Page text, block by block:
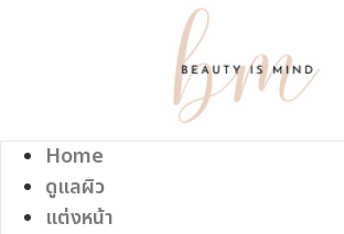
Home
ดูแลผิว
แต่งหน้า